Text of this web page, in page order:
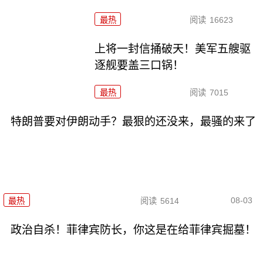
最热 阅读 16623
上将一封信捅破天！美军五艘驱
逐舰要盖三口锅！
最热 阅读 7015
特朗普要对伊朗动手？最狠的还没来，最骚的来了
最热 阅读 5614 08-03
政治自杀！菲律宾防长，你这是在给菲律宾掘墓！